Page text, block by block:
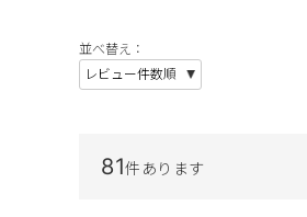
並べ替え：
81件あります